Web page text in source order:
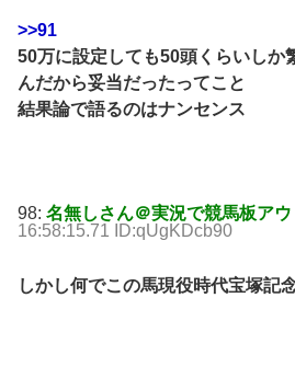
>>91
50万に設定しても50頭くらいしか
んだから妥当だったってこと
結果論で語るのはナンセンス
98: 名無しさん＠実況で競馬板アウ
16:58:15.71 ID:qUgKDcb90
しかし何でこの馬現役時代宝塚記